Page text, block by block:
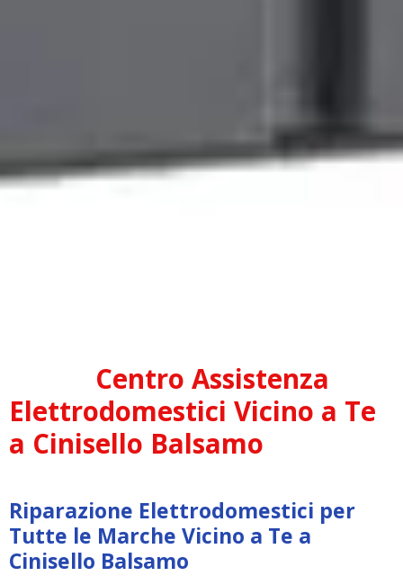
Centro Assistenza
Elettrodomestici Vicino a Te
a Cinisello Balsamo
Riparazione Elettrodomestici per
Tutte le Marche Vicino a Te a
Cinisello Balsamo